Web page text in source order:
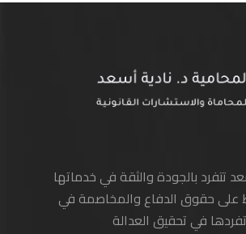
تتفرد بالجودة والثقة في خدماتها
على حقوق الدفاع والمخاصمة في